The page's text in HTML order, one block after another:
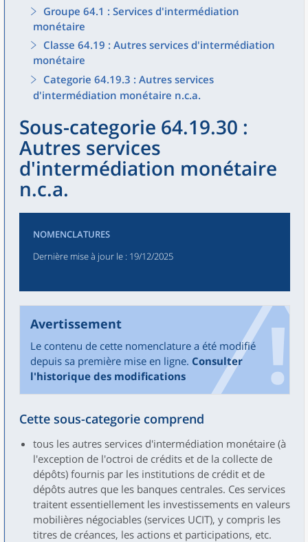
Groupe 64.1 : Services d'intermédiation
monétaire
Classe 64.19 : Autres services d'intermédiation
monétaire
Categorie 64.19.3 : Autres services
d'intermédiation monétaire n.c.a.
Sous-categorie 64.19.30 :
Autres services
d'intermédiation monétaire
n.c.a.
NOMENCLATURES
Dernière mise à jour le : 19/12/2025
Avertissement
Le contenu de cette nomenclature a été modifié
depuis sa première mise en ligne. Consulter
l'historique des modifications
Cette sous-categorie comprend
tous les autres services d'intermédiation monétaire (à
l'exception de l'octroi de crédits et de la collecte de
dépôts) fournis par les institutions de crédit et de
dépôts autres que les banques centrales. Ces services
traitent essentiellement les investissements en valeurs
mobilières négociables (services UCIT), y compris les
titres de créances, les actions et participations, etc.